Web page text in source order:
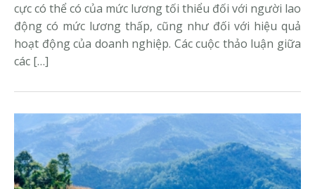
cực có thể có của mức lương tối thiểu đối với người lao
động có mức lương thấp, cũng như đối với hiệu quả
hoạt động của doanh nghiệp. Các cuộc thảo luận giữa
các […]